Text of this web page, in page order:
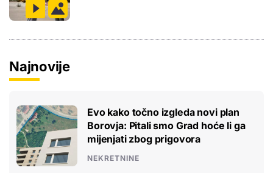
Najnovije
Evo kako točno izgleda novi plan
Borovja: Pitali smo Grad hoće li ga
mijenjati zbog prigovora
NEKRETNINE